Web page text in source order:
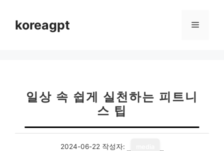
koreagpt 메
일상 속 쉽게 실천하는 피트니
스 팁
2024-06-22 작성자: